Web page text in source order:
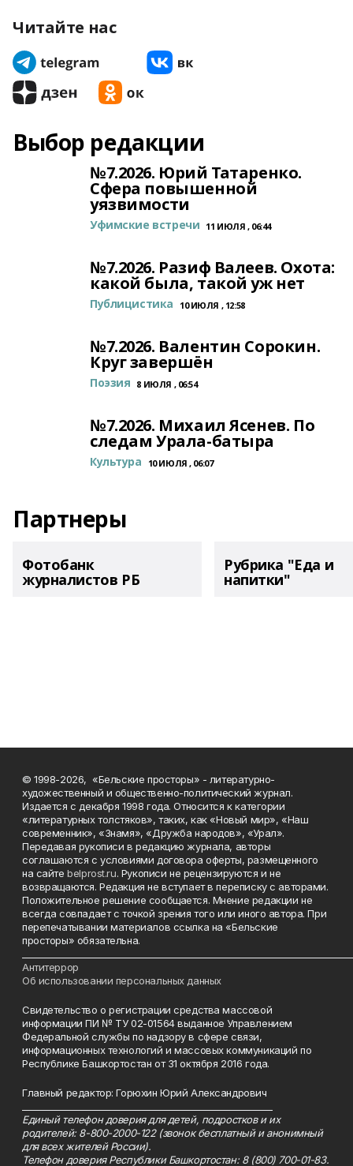
Читайте нас
Выбор редакции
№7.2026. Юрий Татаренко.
Сфера повышенной
уязвимости
Уфимские встречи 11 ИЮЛЯ , 06:44
№7.2026. Разиф Валеев. Охота:
какой была, такой уж нет
Публицистика 10 ИЮЛЯ , 12:58
№7.2026. Валентин Сорокин.
Круг завершён
Поэзия 8 ИЮЛЯ , 06:54
№7.2026. Михаил Ясенев. По
следам Урала-батыра
Культура 10 ИЮЛЯ , 06:07
Партнеры
Фотобанк
журналистов РБ
Рубрика "Еда и
напитки"
© 1998-2026, «Бельские просторы» - литературно-
художественный и общественно-политический журнал.
Издается с декабря 1998 года. Относится к категории
«литературных толстяков», таких, как «Новый мир», «Наш
современник», «Знамя», «Дружба народов», «Урал».
Передавая рукописи в редакцию журнала, авторы
соглашаются с условиями договора оферты, размещенного
на сайтеbelprost.ru. Рукописи не рецензируются и не
возвращаются. Редакция не вступает в переписку с авторами.
Положительное решение сообщается. Мнение редакции не
всегда совпадает с точкой зрения того или иного автора. При
перепечатывании материалов ссылка на «Бельские
просторы» обязательна.
Антитеррор
Об использовании персональных данных
Свидетельство о регистрации средства массовой
информации ПИ № ТУ 02-01564 выданное Управлением
Федеральной службы по надзору в сфере связи,
информационных технологий и массовых коммуникаций по
Республике Башкортостан от 31 октября 2016 года.
Главный редактор: Горюхин Юрий Александрович
Единый телефон доверия для детей, подростков и их
родителей: 8-800-2000-122 (звонок бесплатный и анонимный
для всех жителей России).
Телефон доверия Республики Башкортостан: 8 (800) 700-01-83.